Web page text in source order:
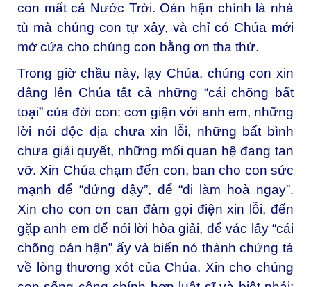
con mất cả Nước Trời. Oán hận chính là nhà
tù mà chúng con tự xây, và chỉ có Chúa mới
mở cửa cho chúng con bằng ơn tha thứ.
Trong giờ chầu này, lạy Chúa, chúng con xin
dâng lên Chúa tất cả những “cái chõng bất
toại” của đời con: cơn giận với anh em, những
lời nói độc địa chưa xin lỗi, những bất bình
chưa giải quyết, những mối quan hệ đang tan
vỡ. Xin Chúa chạm đến con, ban cho con sức
mạnh để “đứng dậy”, để “đi làm hoà ngay”.
Xin cho con ơn can đảm gọi điện xin lỗi, đến
gặp anh em để nói lời hòa giải, để vác lấy “cái
chõng oán hận” ấy và biến nó thành chứng tá
về lòng thương xót của Chúa. Xin cho chúng